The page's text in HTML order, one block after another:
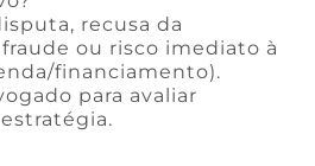
recusa da
ou risco imediato à
financiamento).
para avaliar